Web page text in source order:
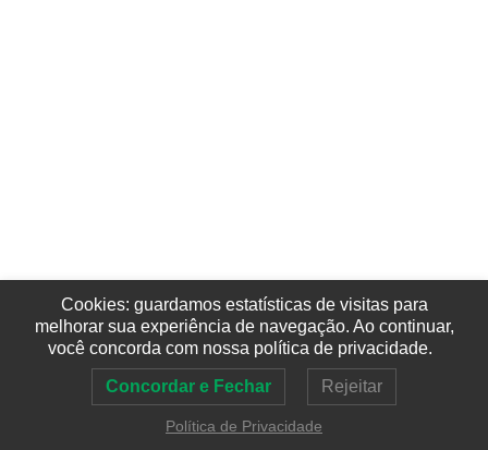
Cookies: guardamos estatísticas de visitas para
melhorar sua experiência de navegação. Ao continuar,
você concorda com nossa política de privacidade.
Concordar e Fechar Rejeitar
Política de Privacidade